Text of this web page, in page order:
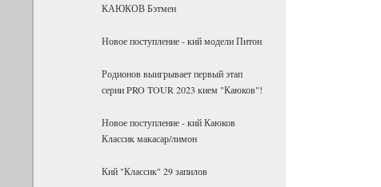
КАЮКОВ Бэтмен
Новое поступление - кий модели Питон
Родионов выигрывает первый этап
серии PRO TOUR 2023 кием "Каюков"!
Новое поступление - кий Каюков
Классик макасар/лимон
Кий "Классик" 29 запилов